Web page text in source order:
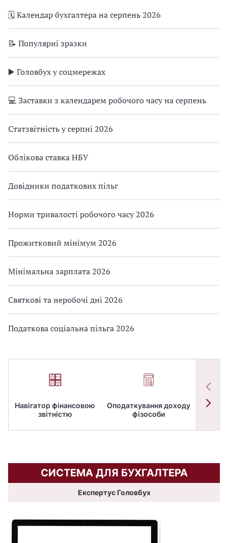
🗓️ Календар бухгалтера на серпень 2026
📝 Популярні зразки
▶️ Головбух у соцмережах
💻 Заставки з календарем робочого часу на серпень
Статзвітність у серпні 2026
Облікова ставка НБУ
Довідники податкових пільг
Норми тривалості робочого часу 2026
Прожитковий мінімум 2026
Мінімальна зарплата 2026
Святкові та неробочі дні 2026
Податкова соціальна пільга 2026
Навігатор фінансовою
звітністю
Оподаткування доходу
фізособи
СИСТЕМА ДЛЯ БУХГАЛТЕРА
Експертус Головбух